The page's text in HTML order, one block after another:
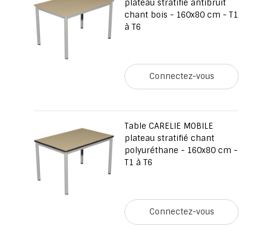
plateau stratifié antibruit
chant bois - 160x80 cm - T1
à T6
Connectez-vous
Table CARELIE MOBILE
plateau stratifié chant
polyuréthane - 160x80 cm -
T1 à T6
Connectez-vous